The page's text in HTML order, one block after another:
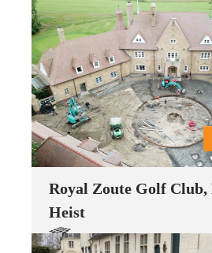
Royal Zoute Golf Club,
Heist